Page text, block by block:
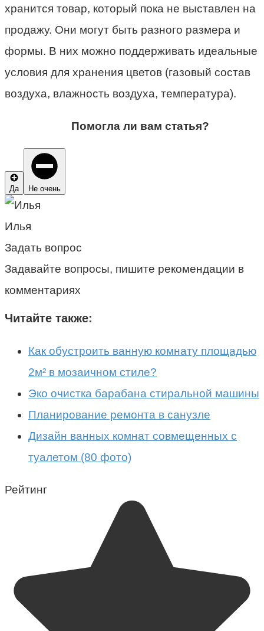
хранится товар, который пока не выставлен на
продажу. Они могут быть разного размера и
формы. В них можно поддерживать идеальные
условия для хранения цветов (газовый состав
воздуха, влажность воздуха, температура).
Помогла ли вам статья?
Да Не очень
Илья
Задать вопрос
Задавайте вопросы, пишите рекомендации в
комментариях
Читайте также:
Как обустроить ванную комнату площадью
2м² в мозаичном стиле?
Эко очистка барабана стиральной машины
Планирование ремонта в санузле
Дизайн ванных комнат совмещенных с
туалетом (80 фото)
Рейтинг